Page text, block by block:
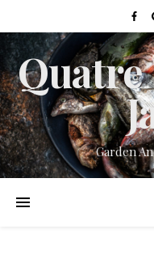
Quatre
Garden